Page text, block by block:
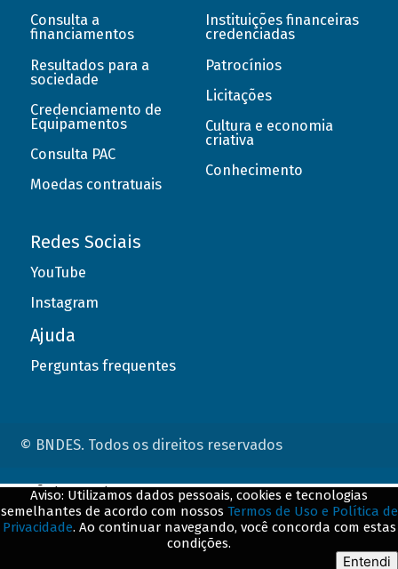
Consulta a
financiamentos
Resultados para a
sociedade
Credenciamento de
Equipamentos
Consulta PAC
Moedas contratuais
Instituições financeiras
credenciadas
Patrocínios
Licitações
Cultura e economia
criativa
Conhecimento
Redes Sociais
YouTube
Instagram
Ajuda
Perguntas frequentes
© BNDES. Todos os direitos reservados
Aviso: Utilizamos dados pessoais, cookies e tecnologias
semelhantes de acordo com nossos Termos de Uso e Política de
Privacidade. Ao continuar navegando, você concorda com estas
condições.
Entendi
ConteÃºdo complementar
${title}${badge}